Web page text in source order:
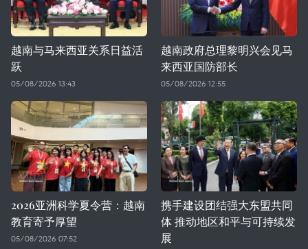
越南与马来西亚关系日益活
跃
05/08/2026 13:43
越南政府总理黎明兴会见马
来西亚国防部长
05/08/2026 12:55
2026亚洲科学夏令营：越南
教育寄予厚望
05/08/2026 07:52
携手建设团结强大东盟共同
体 推动地区和平与可持续发
展